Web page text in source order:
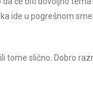
ide u pogrešnom
tome slično. Dobro